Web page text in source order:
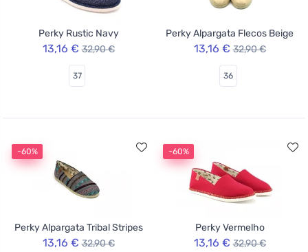
Perky Rustic Navy
13,16 € 32,90 €
37
Perky Alpargata Flecos Beige
13,16 € 32,90 €
36
-60%
Perky Alpargata Tribal Stripes
13,16 € 32,90 €
-60%
Perky Vermelho
13,16 € 32,90 €